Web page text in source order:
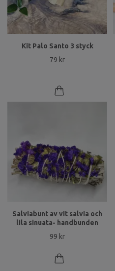
Kit Palo Santo 3 styck
79 kr
Salviabunt av vit salvia och
lila sinuata- handbunden
99 kr